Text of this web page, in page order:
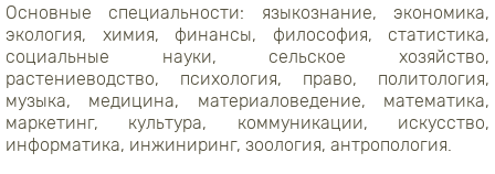
Основные специальности: языкознание, экономика,
экология, химия, финансы, философия, статистика,
социальные науки, сельское хозяйство,
растениеводство, психология, право, политология,
музыка, медицина, материаловедение, математика,
маркетинг, культура, коммуникации, искусство,
информатика, инжиниринг, зоология, антропология.